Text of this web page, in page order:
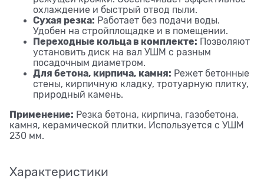
охлаждение и быстрый отвод пыли.
Сухая резка: Работает без подачи воды.
Удобен на стройплощадке и в помещении.
Переходные кольца в комплекте: Позволяют
установить диск на вал УШМ с разным
посадочным диаметром.
Для бетона, кирпича, камня: Режет бетонные
стены, кирпичную кладку, тротуарную плитку,
природный камень.
Применение: Резка бетона, кирпича, газобетона,
камня, керамической плитки. Используется с УШМ
230 мм.
Характеристики